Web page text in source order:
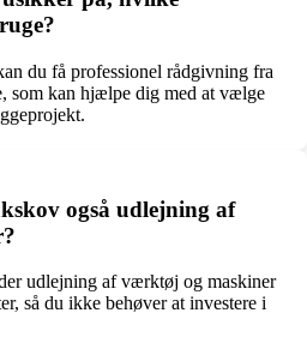
du få professionel rådgivning fra
som kan hjælpe dig med at vælge
også udlejning af
udlejning af værktøj og maskiner
så du ikke behøver at investere i